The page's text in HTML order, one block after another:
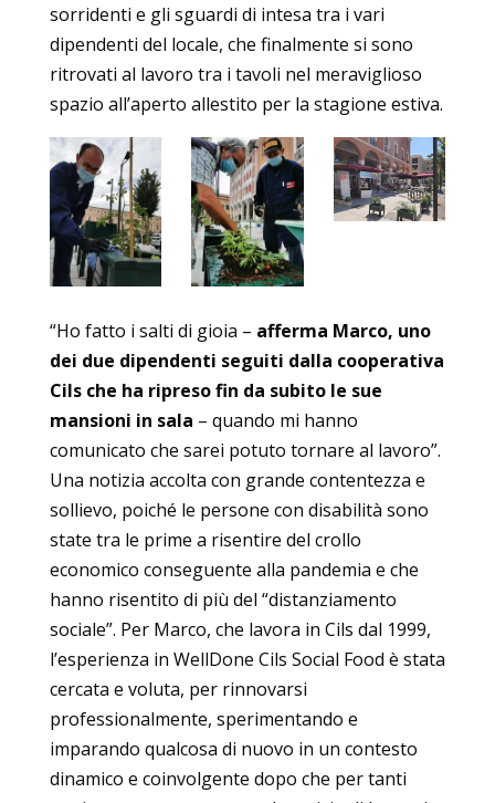
sorridenti e gli sguardi di intesa tra i vari
dipendenti del locale, che finalmente si sono
ritrovati al lavoro tra i tavoli nel meraviglioso
spazio all’aperto allestito per la stagione estiva.
“Ho fatto i salti di gioia – afferma Marco, uno
dei due dipendenti seguiti dalla cooperativa
Cils che ha ripreso fin da subito le sue
mansioni in sala – quando mi hanno
comunicato che sarei potuto tornare al lavoro”.
Una notizia accolta con grande contentezza e
sollievo, poiché le persone con disabilità sono
state tra le prime a risentire del crollo
economico conseguente alla pandemia e che
hanno risentito di più del “distanziamento
sociale”. Per Marco, che lavora in Cils dal 1999,
l’esperienza in WellDone Cils Social Food è stata
cercata e voluta, per rinnovarsi
professionalmente, sperimentando e
imparando qualcosa di nuovo in un contesto
dinamico e coinvolgente dopo che per tanti